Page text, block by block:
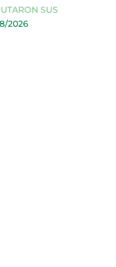
SUS
2026